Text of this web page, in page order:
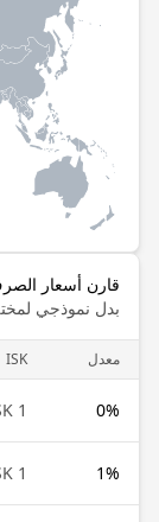
قارن أسعار
بدل نموذجي
معدل ISK
0%
1 ISK
1%
1 ISK